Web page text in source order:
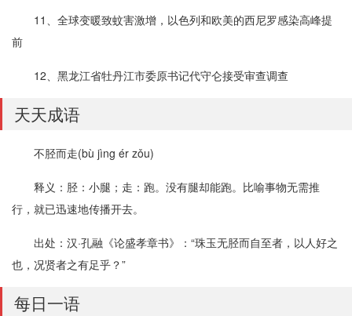
11、全球变暖致蚊害激增，以色列和欧美的西尼罗感染高峰提
前
12、黑龙江省牡丹江市委原书记代守仑接受审查调查
天天成语
不胫而走(bù jìng ér zǒu)
释义：胫：小腿；走：跑。没有腿却能跑。比喻事物无需推
行，就已迅速地传播开去。
出处：汉·孔融《论盛孝章书》：“珠玉无胫而自至者，以人好之
也，况贤者之有足乎？”
每日一语